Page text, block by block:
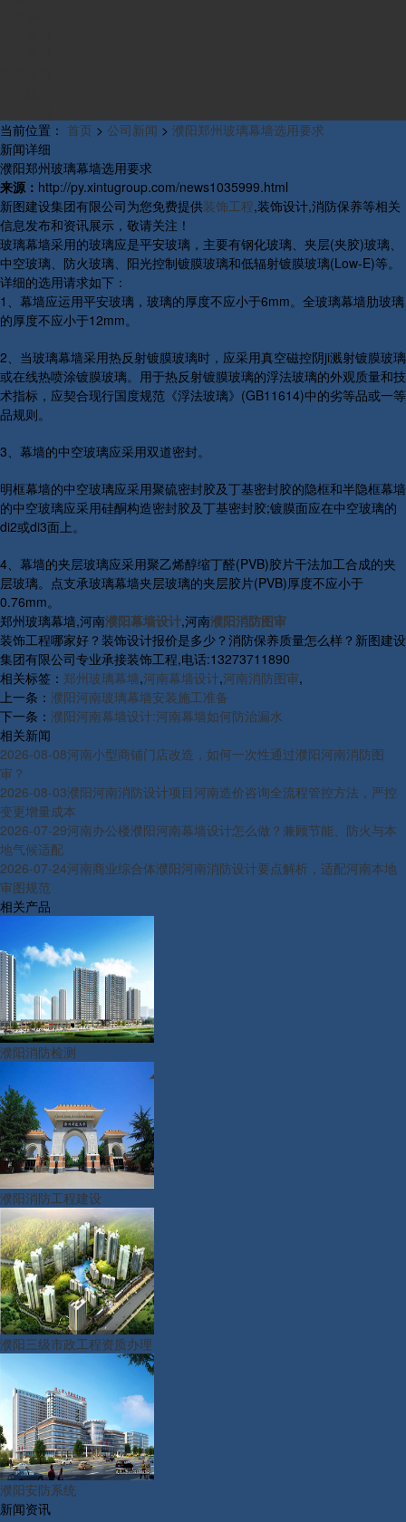
当前位置： 首页 > 公司新闻 > 濮阳郑州玻璃幕墙选用要求
新闻详细
濮阳郑州玻璃幕墙选用要求
来源： http://py.xintugroup.com/news1035999.html
新图建设集团有限公司为您免费提供装饰工程,装饰设计,消防保养等相关
信息发布和资讯展示，敬请关注！
玻璃幕墙采用的玻璃应是平安玻璃，主要有钢化玻璃、夹层(夹胶)玻璃、
中空玻璃、防火玻璃、阳光控制镀膜玻璃和低辐射镀膜玻璃(Low-E)等。
详细的选用请求如下：
1、幕墙应运用平安玻璃，玻璃的厚度不应小于6mm。全玻璃幕墙肋玻璃
的厚度不应小于12mm。
2、当玻璃幕墙采用热反射镀膜玻璃时，应采用真空磁控阴ji溅射镀膜玻璃
或在线热喷涂镀膜玻璃。用于热反射镀膜玻璃的浮法玻璃的外观质量和技
术指标，应契合现行国度规范《浮法玻璃》(GB11614)中的劣等品或一等
品规则。
3、幕墙的中空玻璃应采用双道密封。
明框幕墙的中空玻璃应采用聚硫密封胶及丁基密封胶的隐框和半隐框幕墙
的中空玻璃应采用硅酮构造密封胶及丁基密封胶;镀膜面应在中空玻璃的
di2或di3面上。
4、幕墙的夹层玻璃应采用聚乙烯醇缩丁醛(PVB)胶片干法加工合成的夹
层玻璃。点支承玻璃幕墙夹层玻璃的夹层胶片(PVB)厚度不应小于
0.76mm。
郑州玻璃幕墙,河南濮阳幕墙设计,河南濮阳消防图审
装饰工程哪家好？装饰设计报价是多少？消防保养质量怎么样？新图建设
集团有限公司专业承接装饰工程,电话:13273711890
相关标签： 郑州玻璃幕墙,河南幕墙设计,河南消防图审,
上一条： 濮阳河南玻璃幕墙安装施工准备
下一条： 濮阳河南幕墙设计:河南幕墙如何防治漏水
相关新闻
2026-08-08河南小型商铺门店改造，如何一次性通过濮阳河南消防图
审？
2026-08-03濮阳河南消防设计项目河南造价咨询全流程管控方法，严控
变更增量成本
2026-07-29河南办公楼濮阳河南幕墙设计怎么做？兼顾节能、防火与本
地气候适配
2026-07-24河南商业综合体濮阳河南消防设计要点解析，适配河南本地
审图规范
相关产品
濮阳消防检测
濮阳消防工程建设
濮阳三级市政工程资质办理
濮阳安防系统
新闻资讯